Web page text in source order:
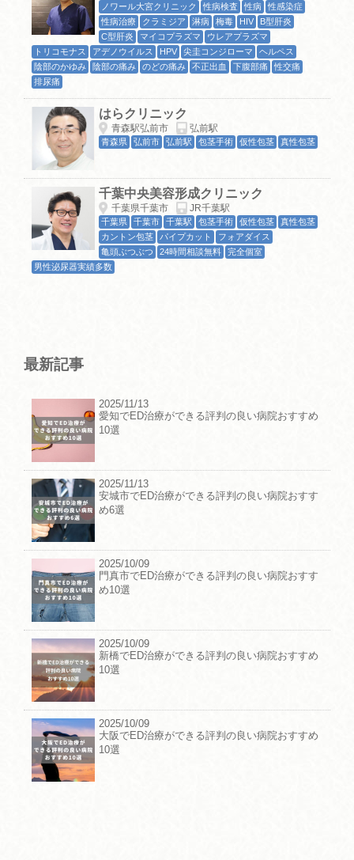
ノワール大宮クリニック 性病検査 性病
性感染症
性病治療
クラミジア 淋病 梅毒 HIV
B型肝炎
C型肝炎
マイコプラズマ
ウレアプラズマ
トリコモナス
アデノウイルス HPV 尖圭コンジローマ
ヘルペス
陰部のかゆみ
陰部の痛み のどの痛み 不正出血 下腹部痛
性交痛
排尿痛
はらクリニック
青森駅弘前市 弘前駅
青森県 弘前市 弘前駅 包茎手術 仮性包茎 真性包茎
千葉中央美容形成クリニック
千葉県千葉市 JR千葉駅
千葉県 千葉市 千葉駅 包茎手術 仮性包茎
真性包茎
カントン包茎
パイプカット
フォアダイス
亀頭ぶつぶつ
24時間相談無料
完全個室
男性泌尿器実績多数
最新記事
2025/11/13
愛知でED治療ができる評判の良い病院おすすめ
10選
2025/11/13
安城市でED治療ができる評判の良い病院おすす
め6選
2025/10/09
門真市でED治療ができる評判の良い病院おすす
め10選
2025/10/09
新橋でED治療ができる評判の良い病院おすすめ
10選
2025/10/09
大阪でED治療ができる評判の良い病院おすすめ
10選